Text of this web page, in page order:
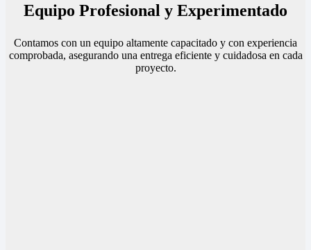
Equipo Profesional y Experimentado
Contamos con un equipo altamente capacitado y con experiencia
comprobada, asegurando una entrega eficiente y cuidadosa en cada
proyecto.